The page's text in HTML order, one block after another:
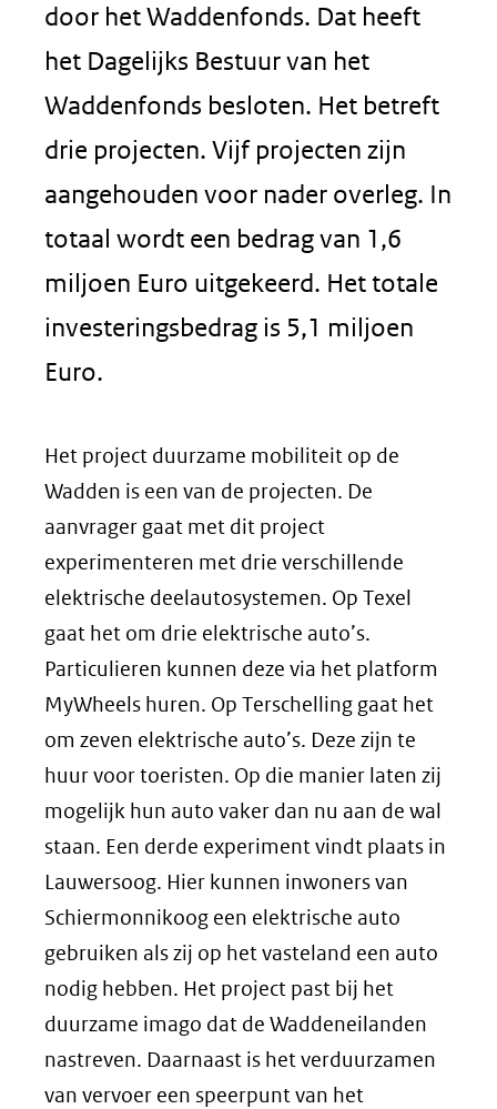
door het Waddenfonds. Dat heeft
het Dagelijks Bestuur van het
Waddenfonds besloten. Het betreft
drie projecten. Vijf projecten zijn
aangehouden voor nader overleg. In
totaal wordt een bedrag van 1,6
miljoen Euro uitgekeerd. Het totale
investeringsbedrag is 5,1 miljoen
Euro.
Het project duurzame mobiliteit op de
Wadden is een van de projecten. De
aanvrager gaat met dit project
experimenteren met drie verschillende
elektrische deelautosystemen. Op Texel
gaat het om drie elektrische auto’s.
Particulieren kunnen deze via het platform
MyWheels huren. Op Terschelling gaat het
om zeven elektrische auto’s. Deze zijn te
huur voor toeristen. Op die manier laten zij
mogelijk hun auto vaker dan nu aan de wal
staan. Een derde experiment vindt plaats in
Lauwersoog. Hier kunnen inwoners van
Schiermonnikoog een elektrische auto
gebruiken als zij op het vasteland een auto
nodig hebben. Het project past bij het
duurzame imago dat de Waddeneilanden
nastreven. Daarnaast is het verduurzamen
van vervoer een speerpunt van het